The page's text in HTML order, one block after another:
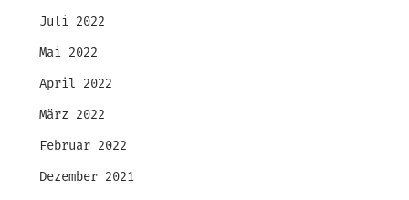
Juli 2022
Mai 2022
April 2022
März 2022
Februar 2022
Dezember 2021